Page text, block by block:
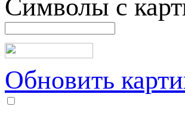
Символы с
Обновить